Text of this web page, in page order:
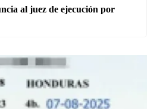
al juez de ejecución por